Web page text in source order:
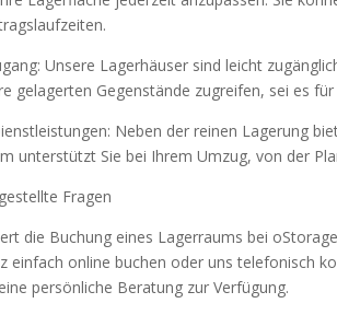
Unsere Lagerhäuser sind leicht
gelagerten Gegenstände zugreifen, sei es
Neben der reinen Lagerung
unterstützt Sie bei Ihrem Umzug, von der
Fragen
die Buchung eines Lagerraums bei
einfach online buchen oder uns telefonisch
persönliche Beratung zur Verfügung.